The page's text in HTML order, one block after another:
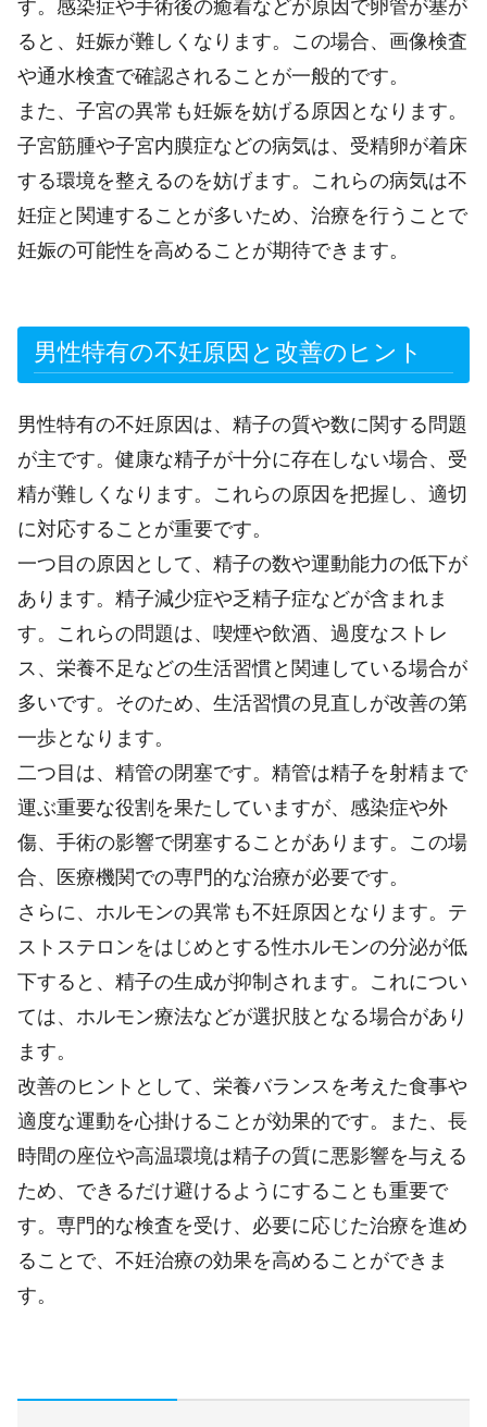
す。感染症や手術後の癒着などが原因で卵管が塞が
ると、妊娠が難しくなります。この場合、画像検査
や通水検査で確認されることが一般的です。
また、子宮の異常も妊娠を妨げる原因となります。
子宮筋腫や子宮内膜症などの病気は、受精卵が着床
する環境を整えるのを妨げます。これらの病気は不
妊症と関連することが多いため、治療を行うことで
妊娠の可能性を高めることが期待できます。
男性特有の不妊原因と改善のヒント
男性特有の不妊原因は、精子の質や数に関する問題
が主です。健康な精子が十分に存在しない場合、受
精が難しくなります。これらの原因を把握し、適切
に対応することが重要です。
一つ目の原因として、精子の数や運動能力の低下が
あります。精子減少症や乏精子症などが含まれま
す。これらの問題は、喫煙や飲酒、過度なストレ
ス、栄養不足などの生活習慣と関連している場合が
多いです。そのため、生活習慣の見直しが改善の第
一歩となります。
二つ目は、精管の閉塞です。精管は精子を射精まで
運ぶ重要な役割を果たしていますが、感染症や外
傷、手術の影響で閉塞することがあります。この場
合、医療機関での専門的な治療が必要です。
さらに、ホルモンの異常も不妊原因となります。テ
ストステロンをはじめとする性ホルモンの分泌が低
下すると、精子の生成が抑制されます。これについ
ては、ホルモン療法などが選択肢となる場合があり
ます。
改善のヒントとして、栄養バランスを考えた食事や
適度な運動を心掛けることが効果的です。また、長
時間の座位や高温環境は精子の質に悪影響を与える
ため、できるだけ避けるようにすることも重要で
す。専門的な検査を受け、必要に応じた治療を進め
ることで、不妊治療の効果を高めることができま
す。